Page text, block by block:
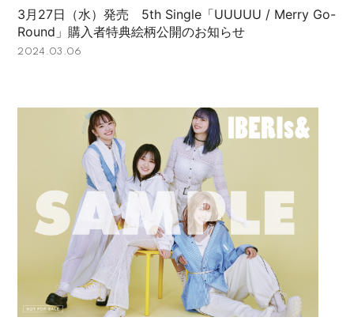
3月27日（水）発売 5th Single「UUUUU / Merry Go-
Round」購入者特典絵柄公開のお知らせ
2024.03.06